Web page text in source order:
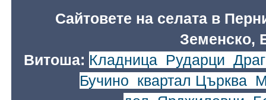
Сайтовете на селата в
Земенско,
Витоша: Кладница, Рударци
Бучино квартал Църква